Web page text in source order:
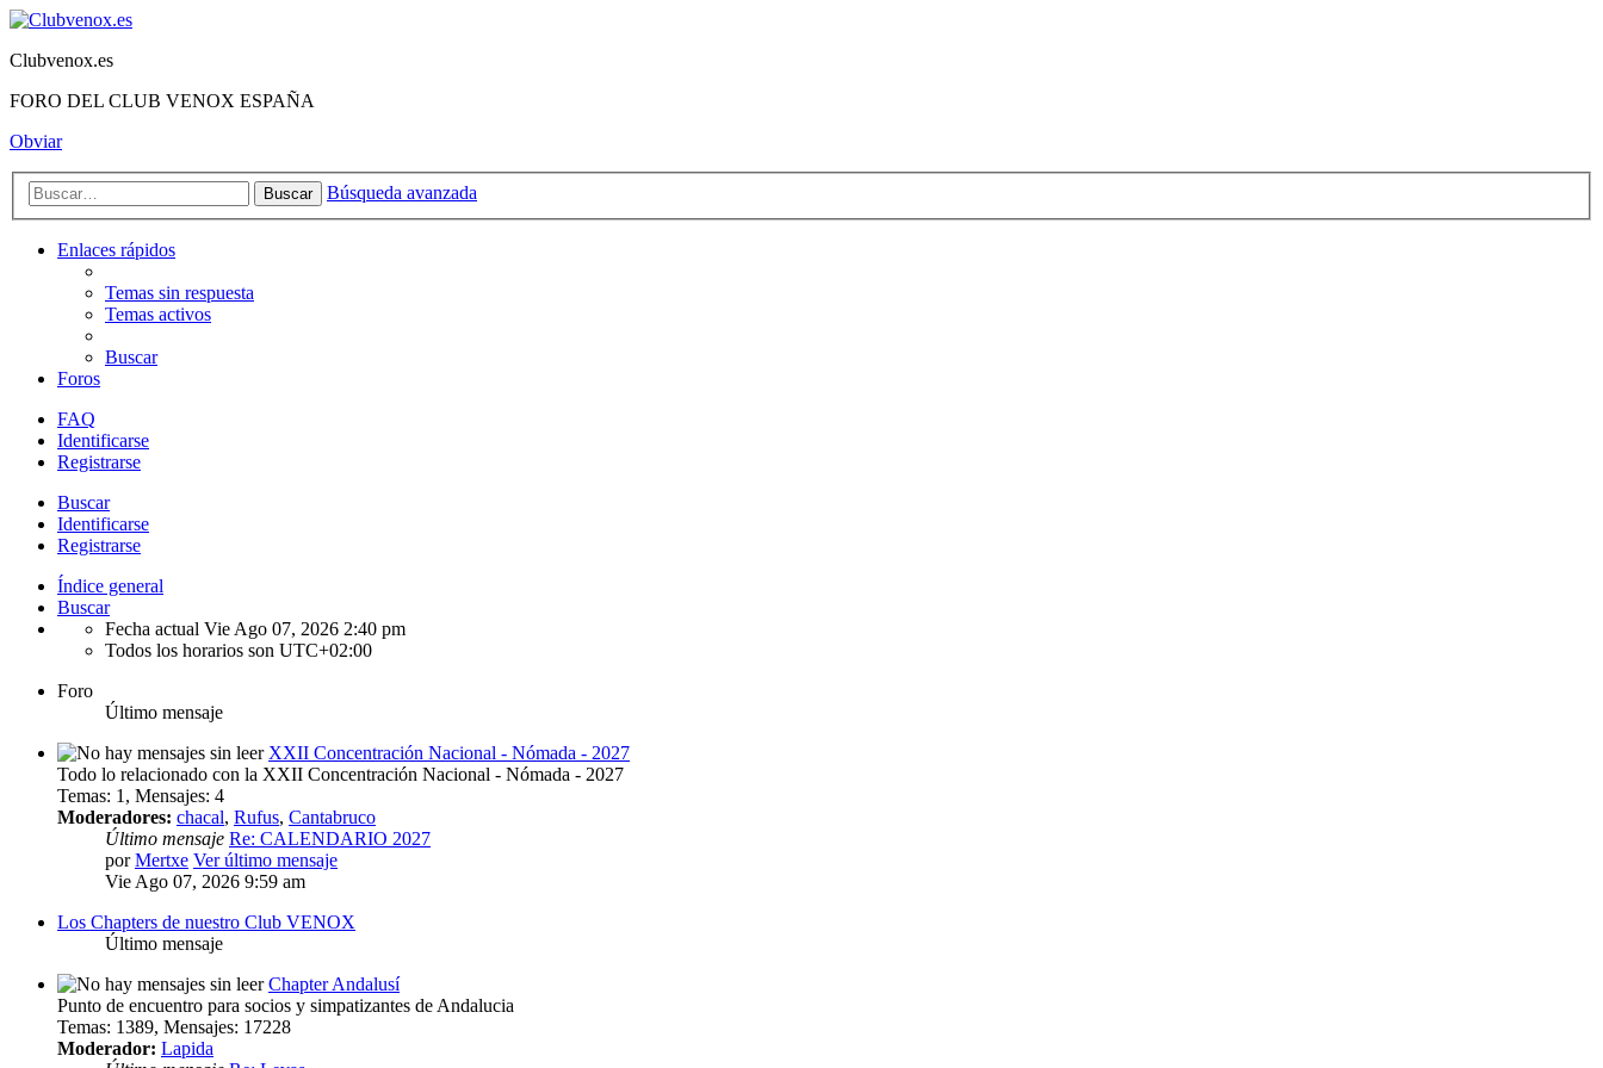
Clubvenox.es
FORO DEL CLUB VENOX ESPAÑA
Obviar
Buscar Búsqueda avanzada
Enlaces rápidos
Temas sin respuesta
Temas activos
Buscar
Foros
FAQ
Identificarse
Registrarse
Buscar
Identificarse
Registrarse
Índice general
Buscar
Fecha actual Vie Ago 07, 2026 2:40 pm
Todos los horarios son UTC+02:00
Foro
Último mensaje
XXII Concentración Nacional - Nómada - 2027
Todo lo relacionado con la XXII Concentración Nacional - Nómada - 2027
Temas: 1 , Mensajes: 4
Moderadores: chacal, Rufus, Cantabruco
Último mensaje Re: CALENDARIO 2027
porMertxe Ver último mensaje
Vie Ago 07, 2026 9:59 am
Los Chapters de nuestro Club VENOX
Último mensaje
Chapter Andalusí
Punto de encuentro para socios y simpatizantes de Andalucia
Temas: 1389, Mensajes: 17228
Moderador: Lapida